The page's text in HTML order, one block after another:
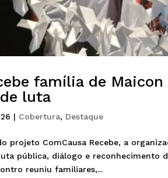
família de
luta
| Cobertura, Destaque
projeto ComCausa Recebe, a
pública, diálogo e reconhecimento
reuniu familiares,...